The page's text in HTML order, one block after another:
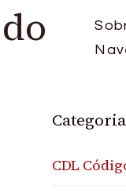
CDL